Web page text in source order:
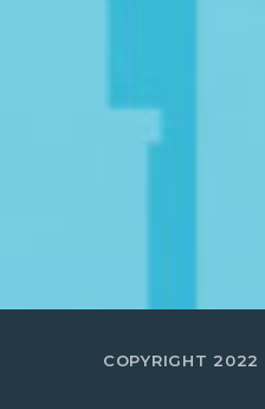
COPYRIGHT